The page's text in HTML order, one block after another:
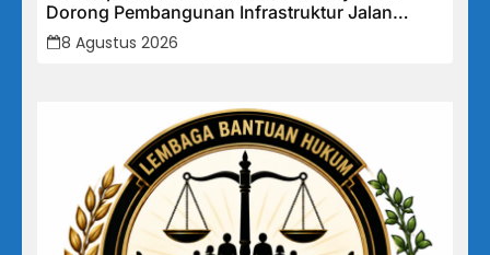
Dorong Pembangunan Infrastruktur Jalan
Cikalong Bunder
8 Agustus 2026